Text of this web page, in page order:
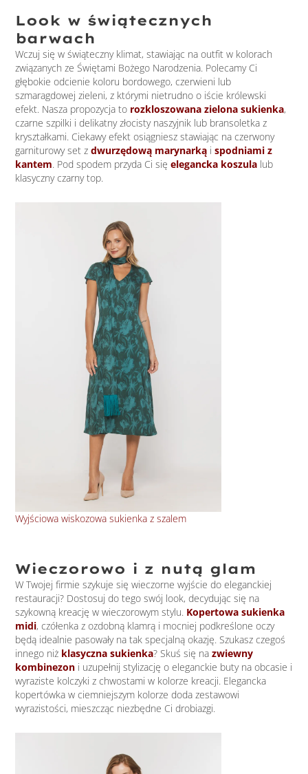
Look w świątecznych
barwach
Wczuj się w świąteczny klimat, stawiając na outfit w kolorach
związanych ze Świętami Bożego Narodzenia. Polecamy Ci
głębokie odcienie koloru bordowego, czerwieni lub
szmaragdowej zieleni, z którymi nietrudno o iście królewski
efekt. Nasza propozycja to rozkloszowana zielona sukienka,
czarne szpilki i delikatny złocisty naszyjnik lub bransoletka z
kryształkami. Ciekawy efekt osiągniesz stawiając na czerwony
garniturowy set zdwurzędową marynarką ispodniami z
kantem. Pod spodem przyda Ci sięelegancka koszula lub
klasyczny czarny top.
Wyjściowa wiskozowa sukienka z szalem
Wieczorowo i z nutą glam
W Twojej firmie szykuje się wieczorne wyjście do eleganckiej
restauracji? Dostosuj do tego swój look, decydując się na
szykowną kreację w wieczorowym stylu. Kopertowa sukienka
midi, czółenka z ozdobną klamrą i mocniej podkreślone oczy
będą idealnie pasowały na tak specjalną okazję. Szukasz czegoś
innego niż klasyczna sukienka? Skuś się na zwiewny
kombinezon i uzupełnij stylizację o eleganckie buty na obcasie i
wyraziste kolczyki z chwostami w kolorze kreacji. Elegancka
kopertówka w ciemniejszym kolorze doda zestawowi
wyrazistości, mieszcząc niezbędne Ci drobiazgi.